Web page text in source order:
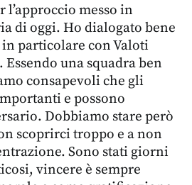
l’approccio messo in
di oggi. Ho dialogato bene
particolare con Valoti
una squadra ben
consapevoli che gli
e possono
Dobbiamo stare però
scoprirci troppo e a non
Sono stati giorni
vincere è sempre